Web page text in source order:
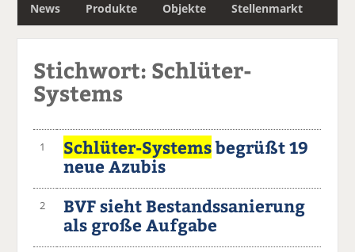
News Produkte Objekte Stellenmarkt
c
Stichwort: Schlüter-
Systems
1 Schlüter-Systemsbegrüßt 19
neue Azubis
2
BVF sieht Bestandssanierung
als große Aufgabe